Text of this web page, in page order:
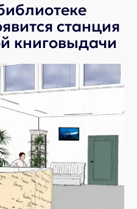
станция
книговыдачи